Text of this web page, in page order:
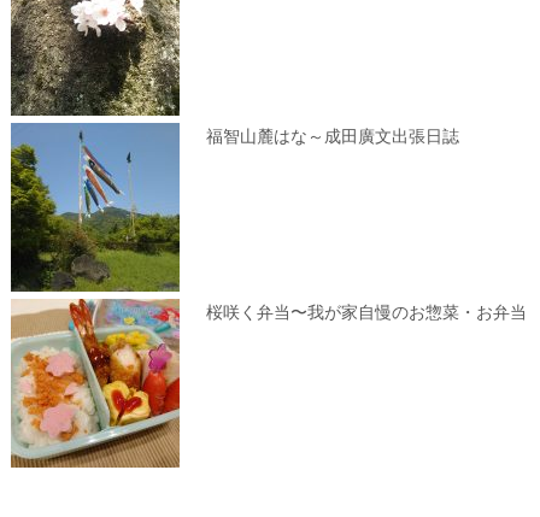
福智山麓はな～成田廣文出張日誌
桜咲く弁当〜我が家自慢のお惣菜・お弁当